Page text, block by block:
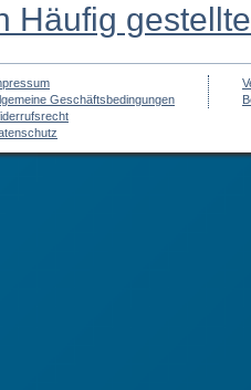
Häufig
Geschäftsbedingungen